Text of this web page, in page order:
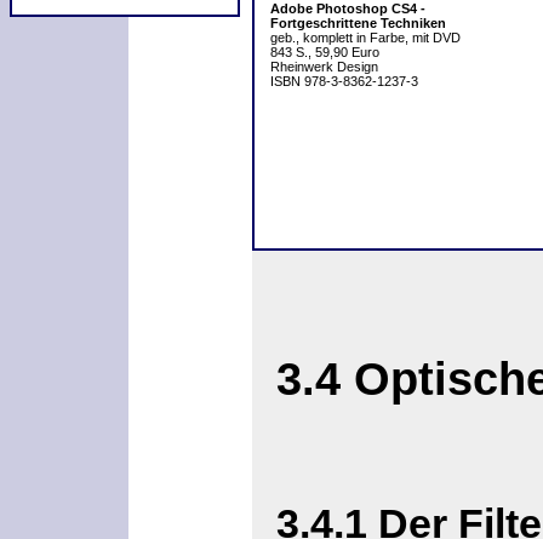
Adobe Photoshop CS4 -
Fortgeschrittene Techniken
geb., komplett in Farbe, mit DVD
843 S., 59,90 Euro
Rheinwerk Design
ISBN 978-3-8362-1237-3
3.4
3.4.1 Der